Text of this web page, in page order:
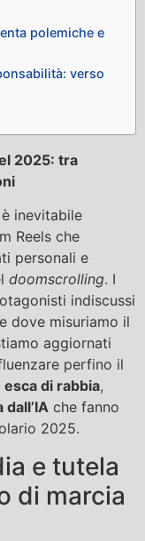
polemiche e
verso
2025: tra
è inevitabile
Reels che
personali e
doomscrolling. I
indiscussi
dove misuriamo il
aggiornati
perfino il
esca di rabbia,
che fanno
2025.
e tutela
di marcia